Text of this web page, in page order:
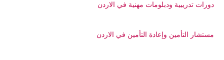
دورات تدريبية ودبلومات مهنية في الاردن
مستشار التأمين وإعادة التأمين في الاردن